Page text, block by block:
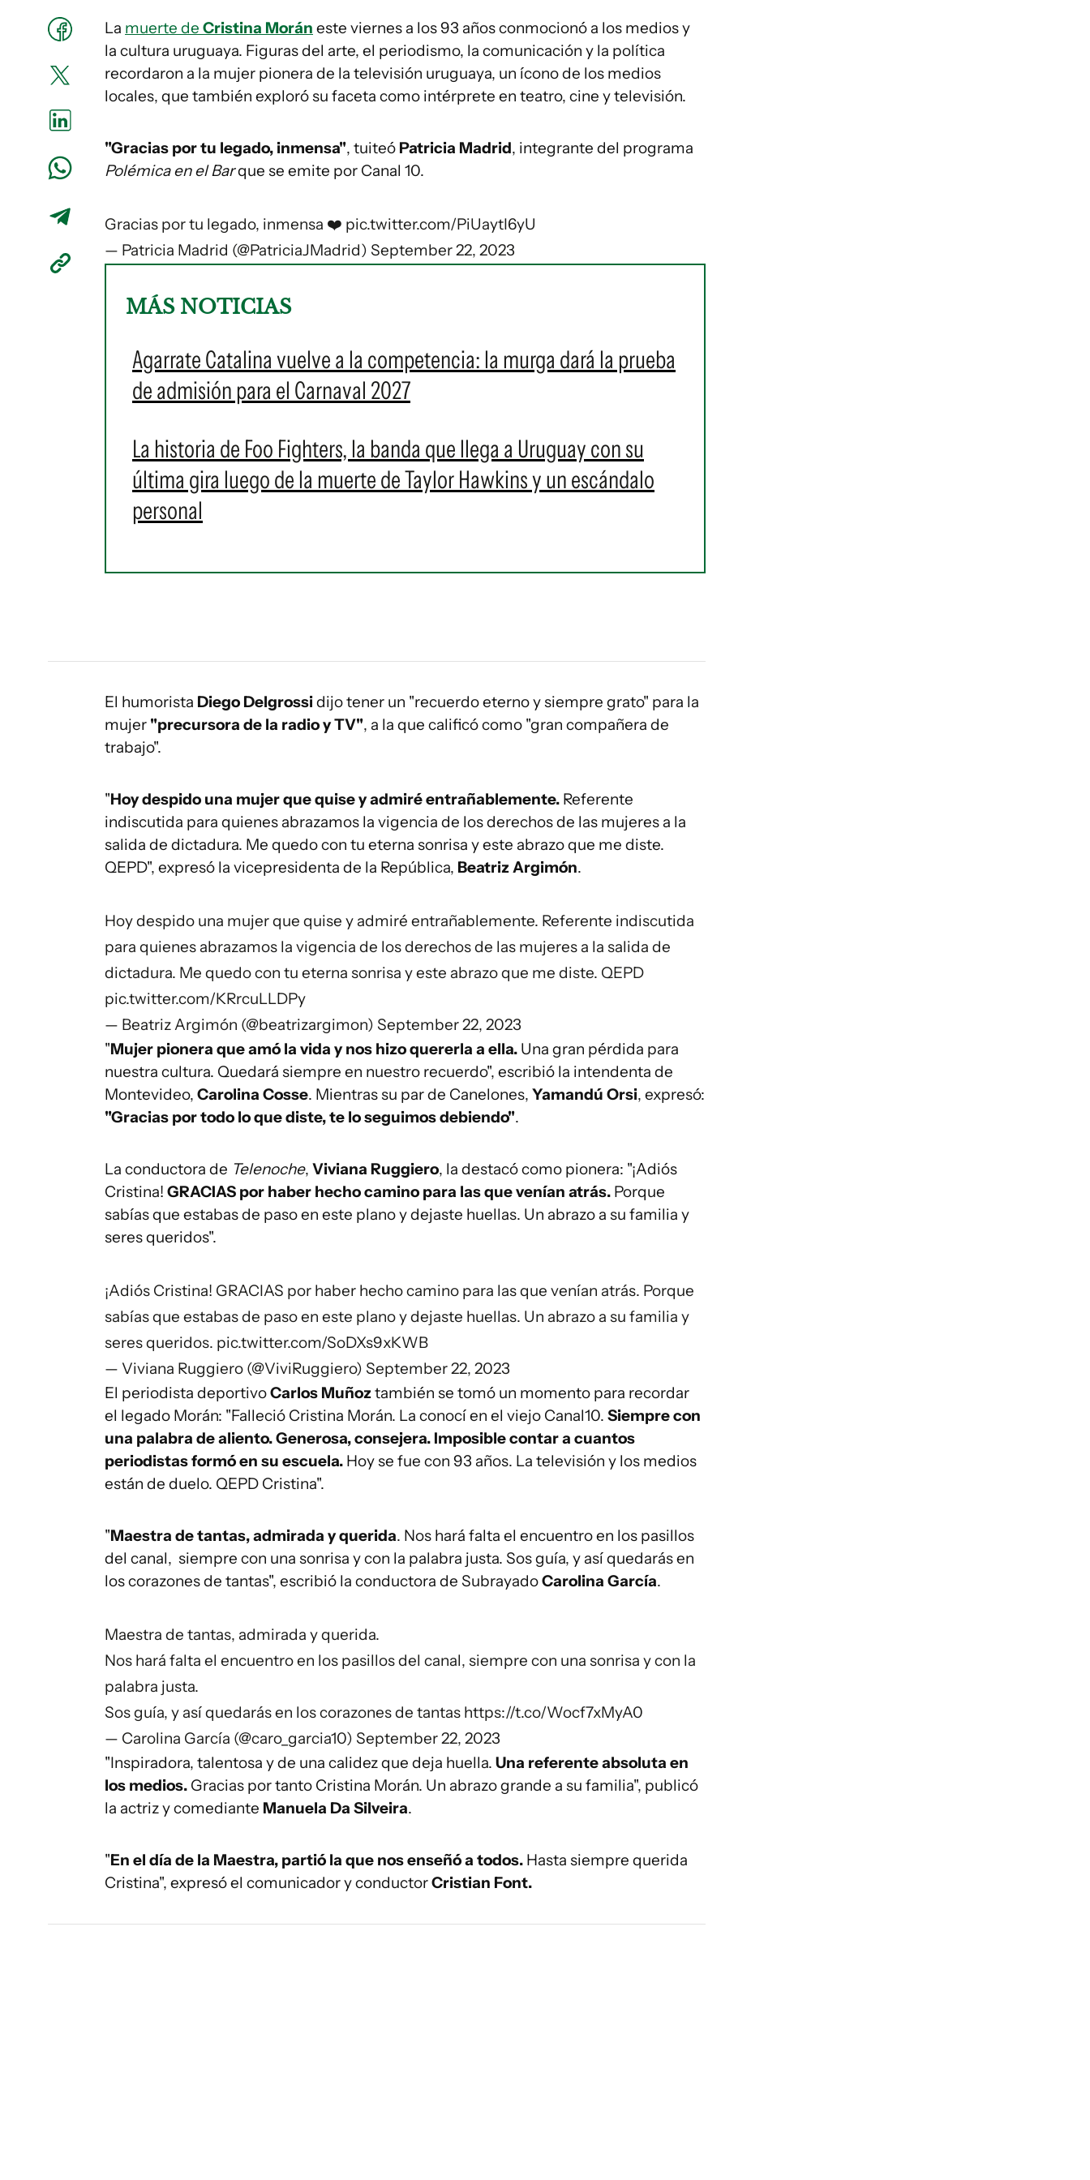
La muerte de Cristina Morán este viernes a los 93 años conmocionó a los medios y
la cultura uruguaya. Figuras del arte, el periodismo, la comunicación y la política
recordaron a la mujer pionera de la televisión uruguaya, un ícono de los medios
locales, que también exploró su faceta como intérprete en teatro, cine y televisión.
"Gracias por tu legado, inmensa", tuiteó Patricia Madrid, integrante del programa
Polémica en el Barque se emite por Canal 10.
Gracias por tu legado, inmensa ❤️ pic.twitter.com/PiUaytI6yU
— Patricia Madrid (@PatriciaJMadrid) September 22, 2023
MÁS NOTICIAS
Agarrate Catalina vuelve a la competencia: la murga dará la prueba
de admisión para el Carnaval 2027
La historia de Foo Fighters, la banda que llega a Uruguay con su
última gira luego de la muerte de Taylor Hawkins y un escándalo
personal
El humorista Diego Delgrossi dijo tener un "recuerdo eterno y siempre grato" para la
mujer "precursora de la radio y TV", a la que calificó como "gran compañera de
trabajo".
"Hoy despido una mujer que quise y admiré entrañablemente. Referente
indiscutida para quienes abrazamos la vigencia de los derechos de las mujeres a la
salida de dictadura. Me quedo con tu eterna sonrisa y este abrazo que me diste.
QEPD", expresó la vicepresidenta de la República, Beatriz Argimón.
Hoy despido una mujer que quise y admiré entrañablemente. Referente indiscutida
para quienes abrazamos la vigencia de los derechos de las mujeres a la salida de
dictadura. Me quedo con tu eterna sonrisa y este abrazo que me diste. QEPD
pic.twitter.com/KRrcuLLDPy
— Beatriz Argimón (@beatrizargimon) September 22, 2023
"Mujer pionera que amó la vida y nos hizo quererla a ella. Una gran pérdida para
nuestra cultura. Quedará siempre en nuestro recuerdo", escribió la intendenta de
Montevideo, Carolina Cosse. Mientras su par de Canelones, Yamandú Orsi, expresó:
"Gracias por todo lo que diste, te lo seguimos debiendo".
La conductora de Telenoche, Viviana Ruggiero, la destacó como pionera: "¡Adiós
Cristina! GRACIAS por haber hecho camino para las que venían atrás. Porque
sabías que estabas de paso en este plano y dejaste huellas. Un abrazo a su familia y
seres queridos".
¡Adiós Cristina! GRACIAS por haber hecho camino para las que venían atrás. Porque
sabías que estabas de paso en este plano y dejaste huellas. Un abrazo a su familia y
seres queridos. pic.twitter.com/SoDXs9xKWB
— Viviana Ruggiero (@ViviRuggiero) September 22, 2023
El periodista deportivoCarlos Muñoztambién se tomó un momento para recordar
el legado Morán: "Falleció Cristina Morán. La conocí en el viejo Canal10. Siempre con
una palabra de aliento. Generosa, consejera. Imposible contar a cuantos
periodistas formó en su escuela. Hoy se fue con 93 años. La televisión y los medios
están de duelo. QEPD Cristina".
"Maestra de tantas, admirada y querida. Nos hará falta el encuentro en los pasillos
del canal, siempre con una sonrisa y con la palabra justa. Sos guía, y así quedarás en
los corazones de tantas", escribió la conductora de SubrayadoCarolina García.
Maestra de tantas, admirada y querida.
Nos hará falta el encuentro en los pasillos del canal, siempre con una sonrisa y con la
palabra justa.
Sos guía, y así quedarás en los corazones de tantas https://t.co/Wocf7xMyA0
— Carolina García (@caro_garcia10) September 22, 2023
"Inspiradora, talentosa y de una calidez que deja huella. Una referente absoluta en
los medios. Gracias por tanto Cristina Morán. Un abrazo grande a su familia", publicó
la actriz y comediante Manuela Da Silveira.
"En el día de la Maestra, partió la que nos enseñó a todos. Hasta siempre querida
Cristina", expresó el comunicador y conductorCristian Font.